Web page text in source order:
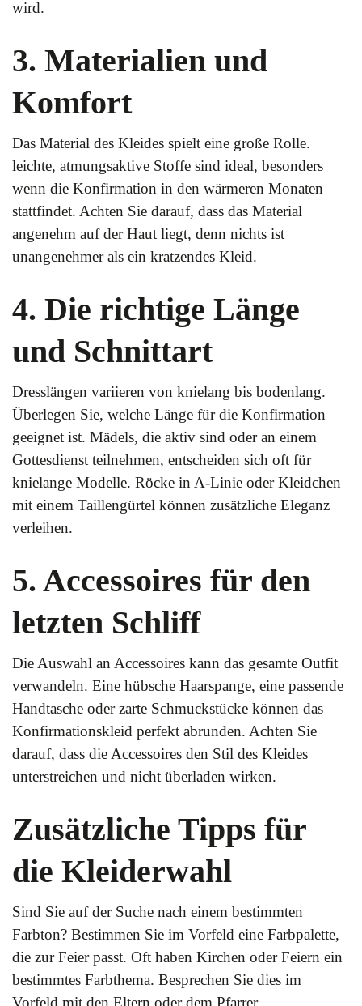
wird.
3. Materialien und
Komfort
Das Material des Kleides spielt eine große Rolle.
leichte, atmungsaktive Stoffe sind ideal, besonders
wenn die Konfirmation in den wärmeren Monaten
stattfindet. Achten Sie darauf, dass das Material
angenehm auf der Haut liegt, denn nichts ist
unangenehmer als ein kratzendes Kleid.
4. Die richtige Länge
und Schnittart
Dresslängen variieren von knielang bis bodenlang.
Überlegen Sie, welche Länge für die Konfirmation
geeignet ist. Mädels, die aktiv sind oder an einem
Gottesdienst teilnehmen, entscheiden sich oft für
knielange Modelle. Röcke in A-Linie oder Kleidchen
mit einem Taillengürtel können zusätzliche Eleganz
verleihen.
5. Accessoires für den
letzten Schliff
Die Auswahl an Accessoires kann das gesamte Outfit
verwandeln. Eine hübsche Haarspange, eine passende
Handtasche oder zarte Schmuckstücke können das
Konfirmationskleid perfekt abrunden. Achten Sie
darauf, dass die Accessoires den Stil des Kleides
unterstreichen und nicht überladen wirken.
Zusätzliche Tipps für
die Kleiderwahl
Sind Sie auf der Suche nach einem bestimmten
Farbton? Bestimmen Sie im Vorfeld eine Farbpalette,
die zur Feier passt. Oft haben Kirchen oder Feiern ein
bestimmtes Farbthema. Besprechen Sie dies im
Vorfeld mit den Eltern oder dem Pfarrer.